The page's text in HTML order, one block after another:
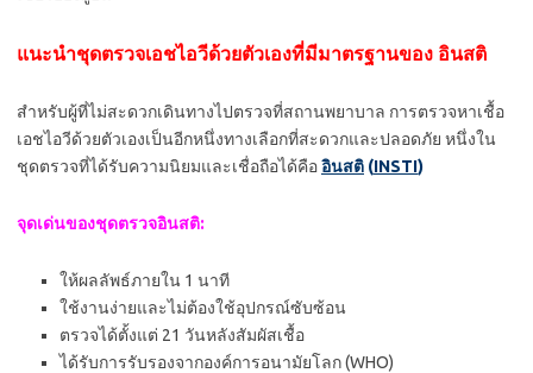
แนะนำชุดตรวจเอชไอวีด้วยตัวเองที่มีมาตรฐานของ อินสติ
สำหรับผู้ที่ไม่สะดวกเดินทางไปตรวจที่สถานพยาบาล การตรวจหาเชื้อ
เอชไอวีด้วยตัวเองเป็นอีกหนึ่งทางเลือกที่สะดวกและปลอดภัย หนึ่งใน
ชุดตรวจที่ได้รับความนิยมและเชื่อถือได้คืออินสติ (INSTI)
จุดเด่นของชุดตรวจอินสติ:
ให้ผลลัพธ์ภายใน 1 นาที
ใช้งานง่ายและไม่ต้องใช้อุปกรณ์ซับซ้อน
ตรวจได้ตั้งแต่ 21 วันหลังสัมผัสเชื้อ
ได้รับการรับรองจากองค์การอนามัยโลก (WHO)